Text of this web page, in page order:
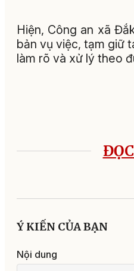
Hiện, Công an xã
bản vụ việc, tạm giữ
làm rõ và xử lý theo
Ý KIẾN CỦA BẠN
Nội dung